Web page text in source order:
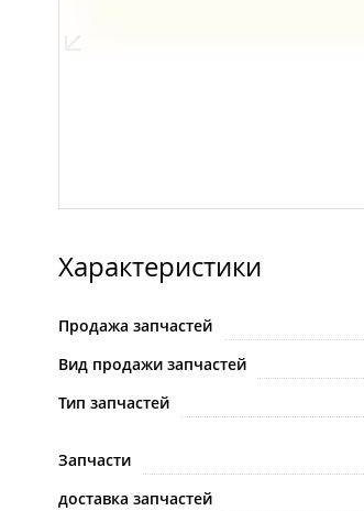
Характеристики
Продажа запчастей
Вид продажи запчастей
Тип запчастей
Запчасти
доставка запчастей